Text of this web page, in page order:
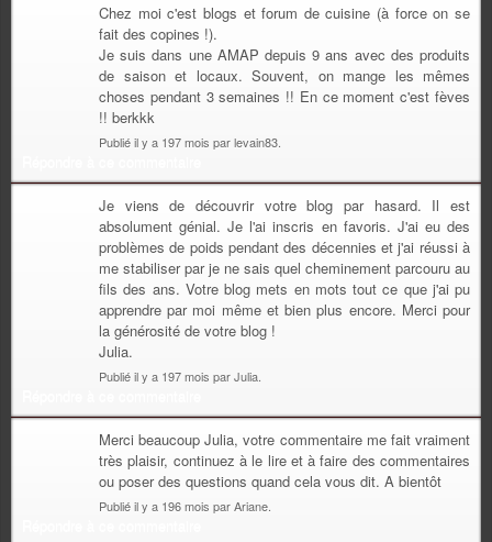
Chez moi c'est blogs et forum de cuisine (à force on se
fait des copines !).
Je suis dans une AMAP depuis 9 ans avec des produits
de saison et locaux. Souvent, on mange les mêmes
choses pendant 3 semaines !! En ce moment c'est fèves
!! berkkk
Publié il y a 197 mois par levain83.
Je viens de découvrir votre blog par hasard. Il est
absolument génial. Je l'ai inscris en favoris. J'ai eu des
problèmes de poids pendant des décennies et j'ai réussi à
me stabiliser par je ne sais quel cheminement parcouru au
fils des ans. Votre blog mets en mots tout ce que j'ai pu
apprendre par moi même et bien plus encore. Merci pour
la générosité de votre blog !
Julia.
Publié il y a 197 mois par Julia.
Merci beaucoup Julia, votre commentaire me fait vraiment
très plaisir, continuez à le lire et à faire des commentaires
ou poser des questions quand cela vous dit. A bientôt
Publié il y a 196 mois par Ariane.